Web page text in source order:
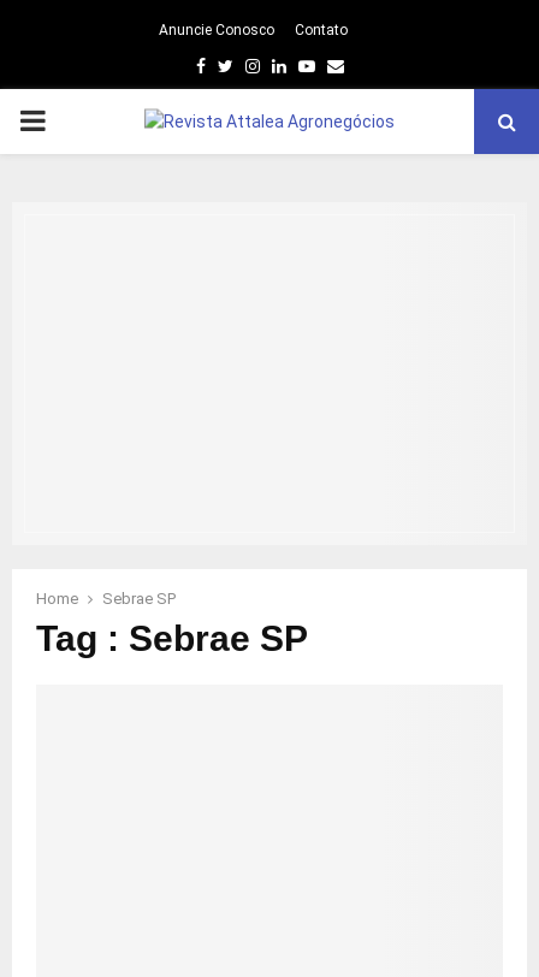
Anuncie Conosco Contato
Facebook
TwitterInstagram
LinkedinYoutube
Email
PRIMARY
Home Sebrae SP
Tag : Sebrae SP